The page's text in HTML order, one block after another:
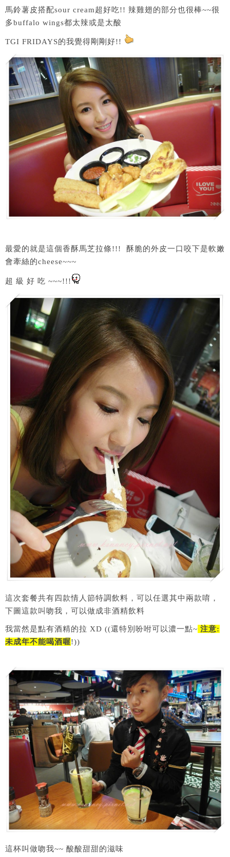
馬鈴薯皮搭配sour cream超好吃!! 辣雞翅的部分也很棒~~很
多buffalo wings都太辣或是太酸
TGI FRIDAYS的我覺得剛剛好!!
最愛的就是這個香酥馬芝拉條!!! 酥脆的外皮一口咬下是軟嫩
會牽絲的cheese~~~
超 級 好 吃 ~~~!!!
這次套餐共有四款情人節特調飲料，可以任選其中兩款唷，
下圖這款叫吻我，可以做成非酒精飲料
我當然是點有酒精的拉 XD ((還特別吩咐可以濃一點~ 注意:
未成年不能喝酒喔!))
這杯叫做吻我~~ 酸酸甜甜的滋味